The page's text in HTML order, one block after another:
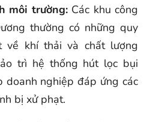
môi trường:Các khu công
thường có những quy
về khí thải và chất lượng
trì hệ thống hút lọc bụi
doanh nghiệp đáp ứng các
bị xử phạt.